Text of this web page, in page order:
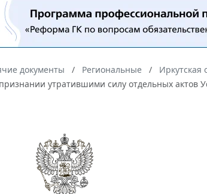
документы Региональные Иркутская
утратившими силу отдельных актов